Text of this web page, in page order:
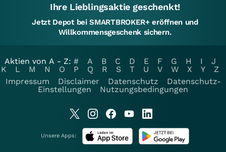
Ihre Lieblingsaktie geschenkt!
Jetzt Depot bei SMARTBROKER+ eröffnen und
Willkommensgeschenk sichern.
Aktien von A - Z: # A B C D E F G H I
J
K
L M N O P Q R S T U V W X Y
Z
Impressum
Disclaimer Datenschutz
Datenschutz-
Einstellungen
Nutzungsbedingungen
Unsere Apps: